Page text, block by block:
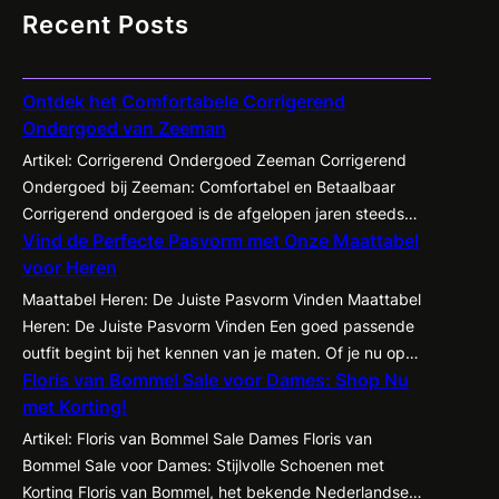
Recent Posts
Ontdek het Comfortabele Corrigerend
Ondergoed van Zeeman
Artikel: Corrigerend Ondergoed Zeeman Corrigerend
Ondergoed bij Zeeman: Comfortabel en Betaalbaar
Corrigerend ondergoed is de afgelopen jaren steeds
populairder geworden onder zowel mannen als
vrouwen. Het biedt de mogelijkheid om je figuur op een
subtiele manier te accentueren en te corrigeren,
waardoor kleding beter tot zijn recht komt en je
zelfvertrouwen een boost krijgt. Een…
Vind de Perfecte Pasvorm met Onze Maattabel
voor Heren
Maattabel Heren: De Juiste Pasvorm Vinden Maattabel
Heren: De Juiste Pasvorm Vinden Een goed passende
outfit begint bij het kennen van je maten. Of je nu op
zoek bent naar een nieuw pak, een casual shirt of een
paar jeans, het is essentieel om te weten welke maat
het beste bij jou past. Met de…
Floris van Bommel Sale voor Dames: Shop Nu
met Korting!
Artikel: Floris van Bommel Sale Dames Floris van
Bommel Sale voor Dames: Stijlvolle Schoenen met
Korting Floris van Bommel, het bekende Nederlandse